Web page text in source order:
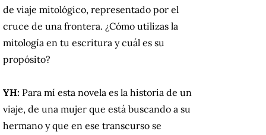
de viaje mitológico, representado por el
cruce de una frontera. ¿Cómo utilizas la
mitología en tu escritura y cuál es su
propósito?
YH: Para mí esta novela es la historia de un
viaje, de una mujer que está buscando a su
hermano y que en ese transcurso se